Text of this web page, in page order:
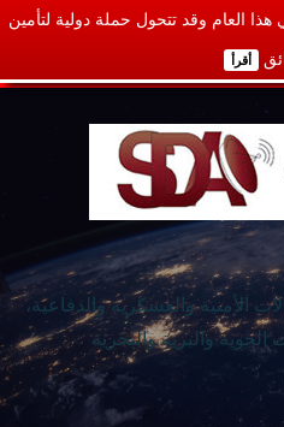
هذا العام وقد تتحول حملة دولية لتأمين
أقرأ
والعسكرية والدفاعية،
والبرية والبحرية